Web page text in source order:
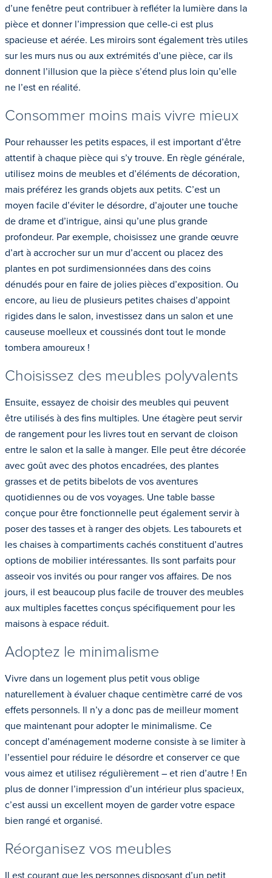
d’une fenêtre peut contribuer à refléter la lumière dans la
pièce et donner l’impression que celle-ci est plus
spacieuse et aérée. Les miroirs sont également très utiles
sur les murs nus ou aux extrémités d’une pièce, car ils
donnent l’illusion que la pièce s’étend plus loin qu’elle
ne l’est en réalité.
Consommer moins mais vivre mieux
Pour rehausser les petits espaces, il est important d’être
attentif à chaque pièce qui s’y trouve. En règle générale,
utilisez moins de meubles et d’éléments de décoration,
mais préférez les grands objets aux petits. C’est un
moyen facile d’éviter le désordre, d’ajouter une touche
de drame et d’intrigue, ainsi qu’une plus grande
profondeur. Par exemple, choisissez une grande œuvre
d’art à accrocher sur un mur d’accent ou placez des
plantes en pot surdimensionnées dans des coins
dénudés pour en faire de jolies pièces d’exposition. Ou
encore, au lieu de plusieurs petites chaises d’appoint
rigides dans le salon, investissez dans un salon et une
causeuse moelleux et coussinés dont tout le monde
tombera amoureux !
Choisissez des meubles polyvalents
Ensuite, essayez de choisir des meubles qui peuvent
être utilisés à des fins multiples. Une étagère peut servir
de rangement pour les livres tout en servant de cloison
entre le salon et la salle à manger. Elle peut être décorée
avec goût avec des photos encadrées, des plantes
grasses et de petits bibelots de vos aventures
quotidiennes ou de vos voyages. Une table basse
conçue pour être fonctionnelle peut également servir à
poser des tasses et à ranger des objets. Les tabourets et
les chaises à compartiments cachés constituent d’autres
options de mobilier intéressantes. Ils sont parfaits pour
asseoir vos invités ou pour ranger vos affaires. De nos
jours, il est beaucoup plus facile de trouver des meubles
aux multiples facettes conçus spécifiquement pour les
maisons à espace réduit.
Adoptez le minimalisme
Vivre dans un logement plus petit vous oblige
naturellement à évaluer chaque centimètre carré de vos
effets personnels. Il n’y a donc pas de meilleur moment
que maintenant pour adopter le minimalisme. Ce
concept d’aménagement moderne consiste à se limiter à
l’essentiel pour réduire le désordre et conserver ce que
vous aimez et utilisez régulièrement – et rien d’autre ! En
plus de donner l’impression d’un intérieur plus spacieux,
c’est aussi un excellent moyen de garder votre espace
bien rangé et organisé.
Réorganisez vos meubles